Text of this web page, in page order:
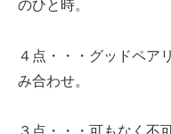
のひと時。
４点・・・グッドペア
み合わせ。